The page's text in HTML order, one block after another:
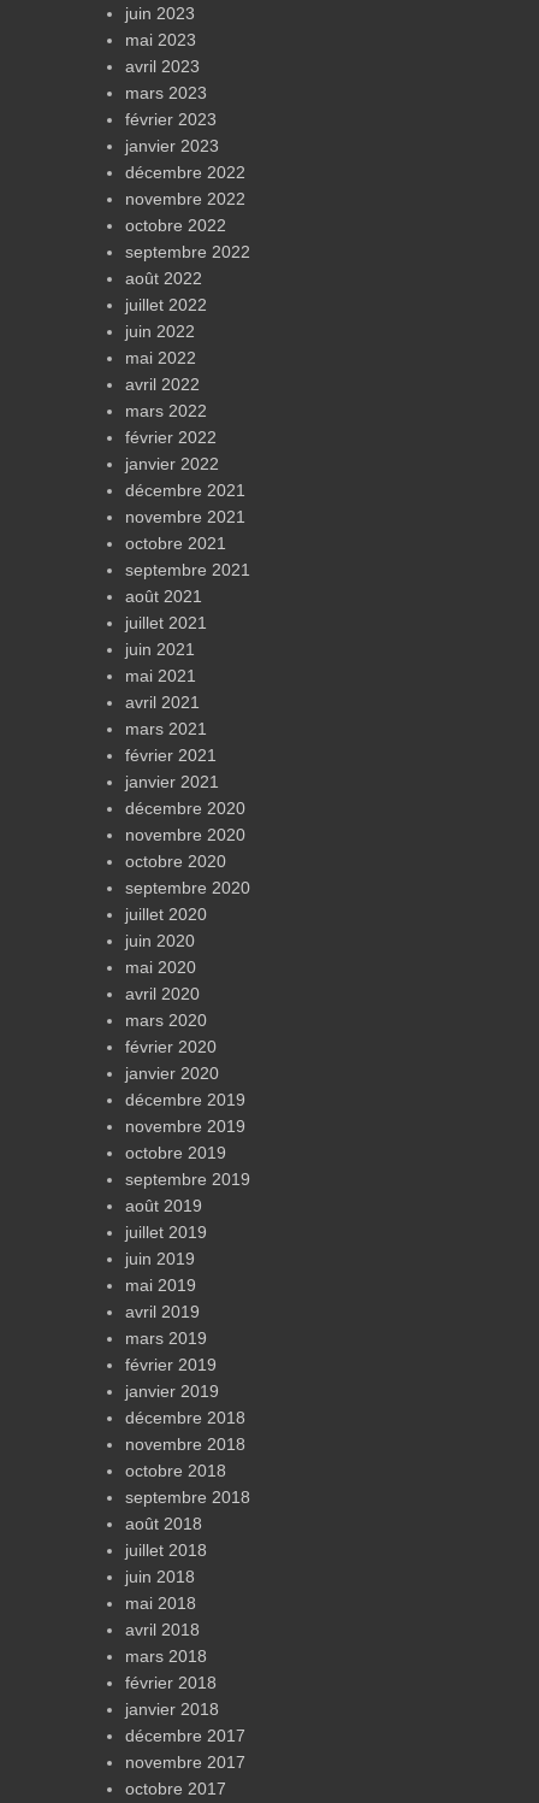
juin 2023
mai 2023
avril 2023
mars 2023
février 2023
janvier 2023
décembre 2022
novembre 2022
octobre 2022
septembre 2022
août 2022
juillet 2022
juin 2022
mai 2022
avril 2022
mars 2022
février 2022
janvier 2022
décembre 2021
novembre 2021
octobre 2021
septembre 2021
août 2021
juillet 2021
juin 2021
mai 2021
avril 2021
mars 2021
février 2021
janvier 2021
décembre 2020
novembre 2020
octobre 2020
septembre 2020
juillet 2020
juin 2020
mai 2020
avril 2020
mars 2020
février 2020
janvier 2020
décembre 2019
novembre 2019
octobre 2019
septembre 2019
août 2019
juillet 2019
juin 2019
mai 2019
avril 2019
mars 2019
février 2019
janvier 2019
décembre 2018
novembre 2018
octobre 2018
septembre 2018
août 2018
juillet 2018
juin 2018
mai 2018
avril 2018
mars 2018
février 2018
janvier 2018
décembre 2017
novembre 2017
octobre 2017